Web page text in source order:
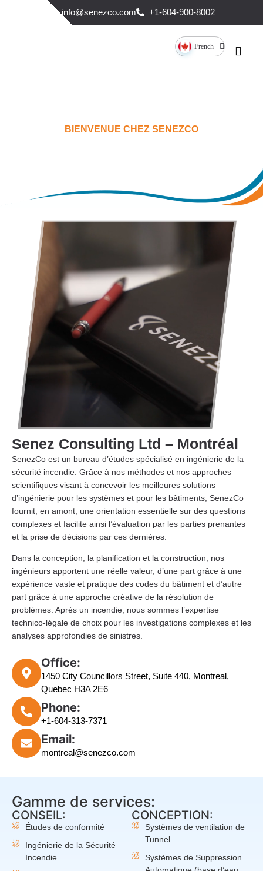
info@senezco.com +1-604-900-8002
French
BIENVENUE CHEZ SENEZCO
Senez Consulting Ltd – Montréal
SenezCo est un bureau d’études spécialisé en ingénierie de la
sécurité incendie. Grâce à nos méthodes et nos approches
scientifiques visant à concevoir les meilleures solutions
d’ingénierie pour les systèmes et pour les bâtiments, SenezCo
fournit, en amont, une orientation essentielle sur des questions
complexes et facilite ainsi l’évaluation par les parties prenantes
et la prise de décisions par ces dernières.
Dans la conception, la planification et la construction, nos
ingénieurs apportent une réelle valeur, d’une part grâce à une
expérience vaste et pratique des codes du bâtiment et d’autre
part grâce à une approche créative de la résolution de
problèmes. Après un incendie, nous sommes l’expertise
technico-légale de choix pour les investigations complexes et les
analyses approfondies de sinistres.
Office:
1450 City Councillors Street, Suite 440, Montreal,
Quebec H3A 2E6
Phone:
+1-604-313-7371
Email:
montreal@senezco.com
Gamme de services:
CONSEIL:
Études de conformité
Ingénierie de la Sécurité
Incendie
CONCEPTION:
Systèmes de ventilation de
Tunnel
Systèmes de Suppression